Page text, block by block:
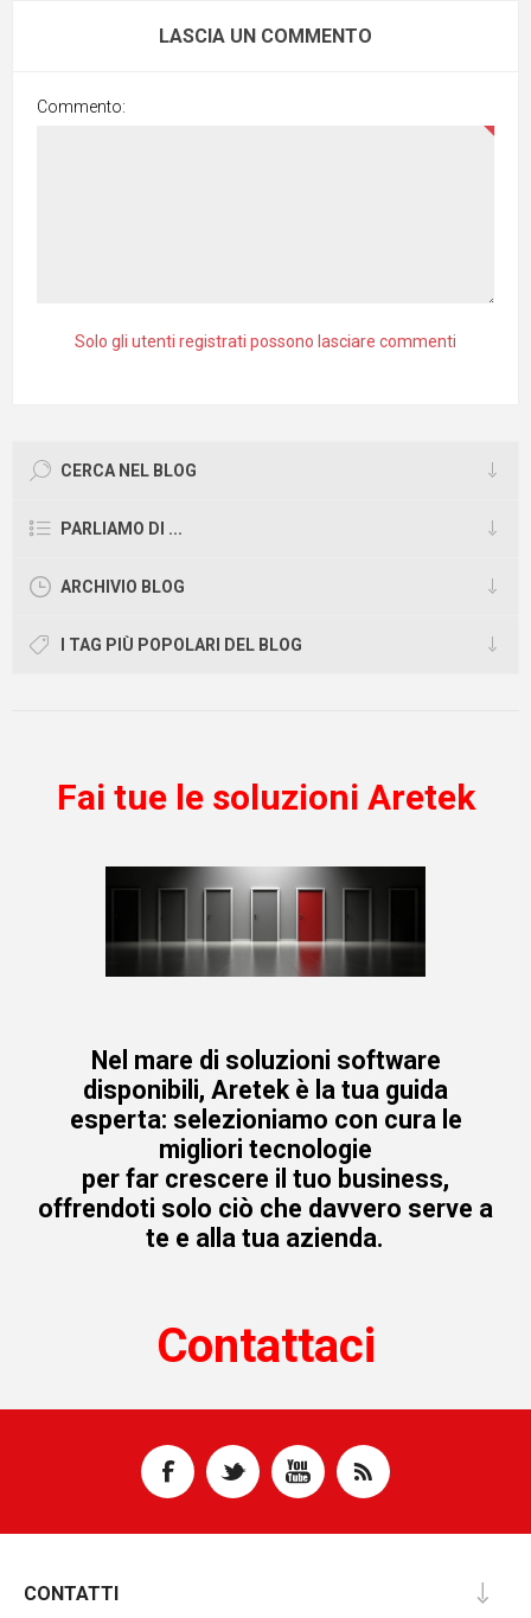
LASCIA UN COMMENTO
Commento:
Solo gli utenti registrati possono lasciare commenti
CERCA NEL BLOG
PARLIAMO DI ...
ARCHIVIO BLOG
I TAG PIÙ POPOLARI DEL BLOG
Fai tue le soluzioni Aretek
Nel mare di soluzioni software
disponibili, Aretek è la tua guida
esperta: selezioniamo con cura le
migliori tecnologie
per far crescere il tuo business,
offrendoti solo ciò che davvero serve a
te e alla tua azienda.
Contattaci
CONTATTI